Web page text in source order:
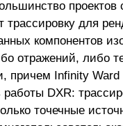
проектов
для
компонентов
отражений, либо
причем Infinity
DXR:
точечные